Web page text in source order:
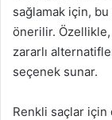
sağlamak için, bu
önerilir. Özellikle,
zararlı
seçenek sunar.
Renkli saçlar için